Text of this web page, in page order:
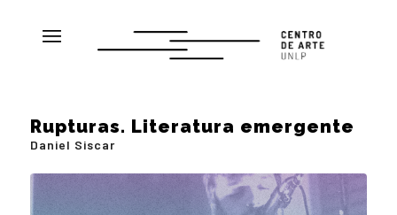
Rupturas. Literatura emergente
Daniel Siscar